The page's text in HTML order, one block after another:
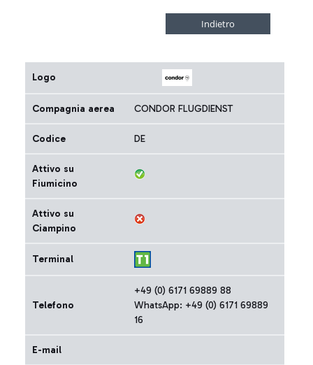
Logo
Compagnia aerea CONDOR FLUGDIENST
Codice DE
Attivo su
Fiumicino
Attivo su
Ciampino
Terminal
Telefono
+49 (0) 6171 69889 88
WhatsApp: +49 (0) 6171 69889
16
E-mail